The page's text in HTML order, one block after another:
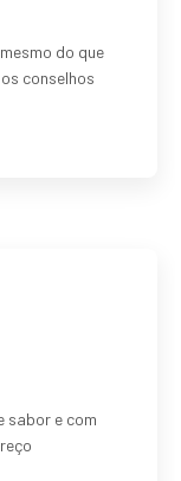
do que
conselhos
sabor e com